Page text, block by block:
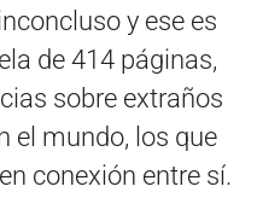
y ese es
de 414 páginas,
sobre extraños
el mundo, los que
conexión entre sí.